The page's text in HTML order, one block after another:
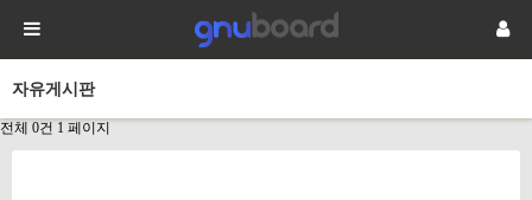
자유게시판
전체 0건 1 페이지